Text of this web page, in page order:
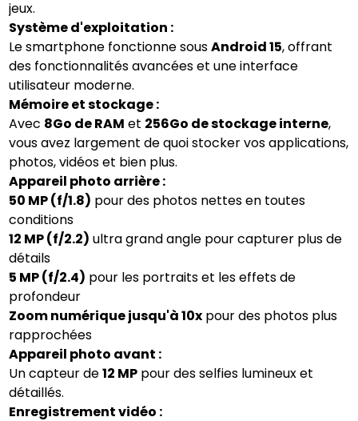
jeux.
Système d'exploitation :
Le smartphone fonctionne sousAndroid 15, offrant
des fonctionnalités avancées et une interface
utilisateur moderne.
Mémoire et stockage :
Avec 8Go de RAM et 256Go de stockage interne,
vous avez largement de quoi stocker vos applications,
photos, vidéos et bien plus.
Appareil photo arrière :
50 MP (f/1.8) pour des photos nettes en toutes
conditions
12 MP (f/2.2) ultra grand angle pour capturer plus de
détails
5 MP (f/2.4) pour les portraits et les effets de
profondeur
Zoom numérique jusqu'à 10x pour des photos plus
rapprochées
Appareil photo avant :
Un capteur de12 MP pour des selfies lumineux et
détaillés.
Enregistrement vidéo :